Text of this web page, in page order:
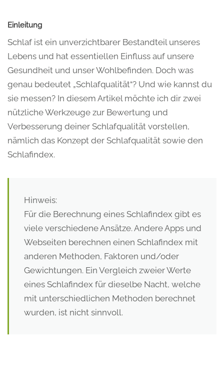
Einleitung
Schlaf ist ein unverzichtbarer Bestandteil unseres
Lebens und hat essentiellen Einfluss auf unsere
Gesundheit und unser Wohlbefinden. Doch was
genau bedeutet „Schlafqualität“? Und wie kannst du
sie messen? In diesem Artikel möchte ich dir zwei
nützliche Werkzeuge zur Bewertung und
Verbesserung deiner Schlafqualität vorstellen,
nämlich das Konzept der Schlafqualität sowie den
Schlafindex.
Hinweis:
Für die Berechnung eines Schlafindex gibt es
viele verschiedene Ansätze. Andere Apps und
Webseiten berechnen einen Schlafindex mit
anderen Methoden, Faktoren und/oder
Gewichtungen. Ein Vergleich zweier Werte
eines Schlafindex für dieselbe Nacht, welche
mit unterschiedlichen Methoden berechnet
wurden, ist nicht sinnvoll.